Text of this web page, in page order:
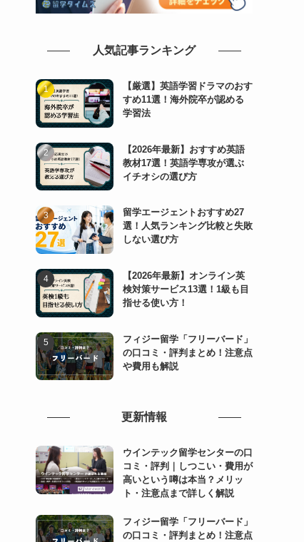
人気記事ランキング
【厳選】英語学習ドラマのおす
すめ11選！海外院卒が認める
学習法
【2026年最新】おすすめ英語
教材17選！英語学専攻が選ぶ
イチオシの選び方
留学エージェントおすすめ27
選！人気ランキング比較と失敗
しない選び方
【2026年最新】オンライン英
検対策サービス13選！1級も目
指せる使い方！
フィジー留学「フリーバード」
の口コミ・評判まとめ！注意点
や費用も解説
更新情報
ウインテック留学センターの口
コミ・評判｜しつこい・費用が
高いという噂は本当？メリッ
ト・注意点まで詳しく解説
フィジー留学「フリーバード」
の口コミ・評判まとめ！注意点